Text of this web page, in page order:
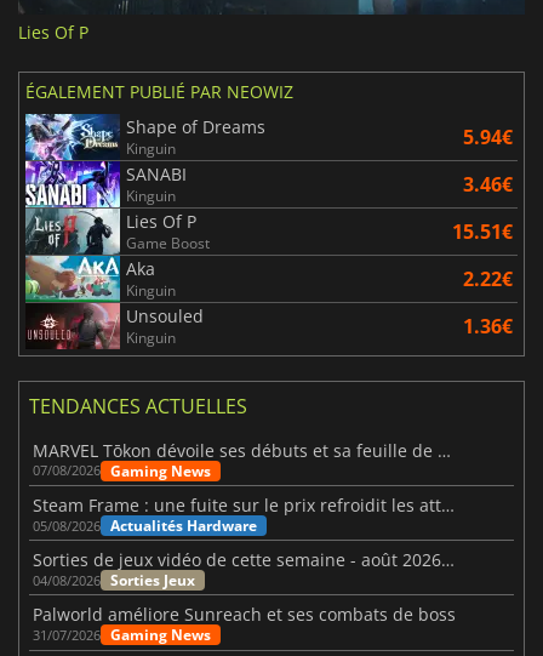
Lies Of P
ÉGALEMENT PUBLIÉ PAR NEOWIZ
Shape of Dreams
Kinguin 5.94€
SANABI
Kinguin 3.46€
Lies Of P
Game Boost 15.51€
Aka
Kinguin 2.22€
Unsouled
Kinguin 1.36€
TENDANCES ACTUELLES
MARVEL Tōkon dévoile ses débuts et sa feuille de route
07/08/2026 Gaming News
Steam Frame : une fuite sur le prix refroidit les attentes VR
05/08/2026 Actualités Hardware
Sorties de jeux vidéo de cette semaine - août 2026 (semaine 32)
04/08/2026 Sorties Jeux
Palworld améliore Sunreach et ses combats de boss
31/07/2026 Gaming News